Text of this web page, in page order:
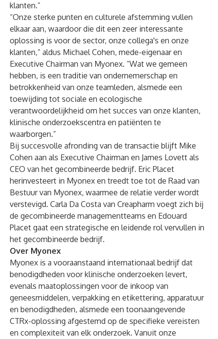
klanten.”
“Onze sterke punten en culturele afstemming vullen
elkaar aan, waardoor die dit een zeer interessante
oplossing is voor de sector, onze collega's en onze
klanten,” aldus Michael Cohen, mede-eigenaar en
Executive Chairman van Myonex. “Wat we gemeen
hebben, is een traditie van ondernemerschap en
betrokkenheid van onze teamleden, alsmede een
toewijding tot sociale en ecologische
verantwoordelijkheid om het succes van onze klanten,
klinische onderzoekscentra en patiënten te
waarborgen.”
Bij succesvolle afronding van de transactie blijft Mike
Cohen aan als Executive Chairman en James Lovett als
CEO van het gecombineerde bedrijf. Eric Placet
herinvesteert in Myonex en treedt toe tot de Raad van
Bestuur van Myonex, waarmee de relatie verder wordt
verstevigd. Carla Da Costa van Creapharm voegt zich bij
de gecombineerde managementteams en Edouard
Placet gaat een strategische en leidende rol vervullen in
het gecombineerde bedrijf.
Over Myonex
Myonex is a vooraanstaand internationaal bedrijf dat
benodigdheden voor klinische onderzoeken levert,
evenals maatoplossingen voor de inkoop van
geneesmiddelen, verpakking en etikettering, apparatuur
en benodigdheden, alsmede een toonaangevende
CTRx-oplossing afgestemd op de specifieke vereisten
en complexiteit van elk onderzoek. Vanuit onze